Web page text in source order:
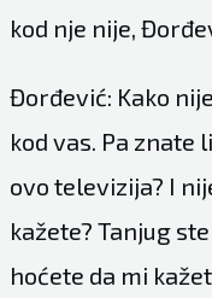
kod nje nije,
Đorđević: Kako
kod vas. Pa znate
ovo televizija? I
kažete? Tanjug
hoćete da mi